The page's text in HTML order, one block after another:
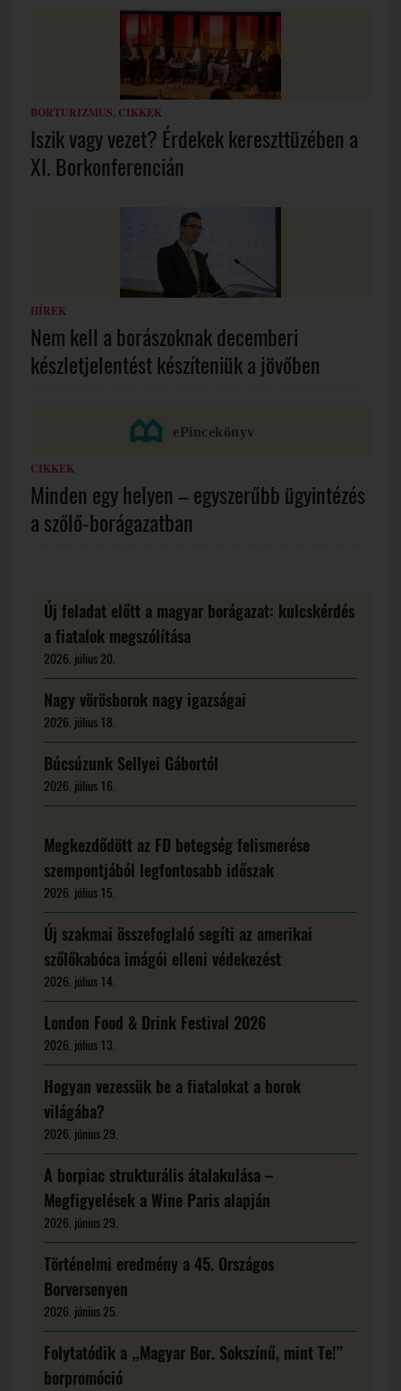
BORTURIZMUS CIKKEK
Iszik vagy vezet? Érdekek kereszttüzében a
XI. Borkonferencián
HÍREK
Nem kell a borászoknak decemberi
készletjelentést készíteniük a jövőben
CIKKEK
Minden egy helyen – egyszerűbb ügyintézés
a szőlő-borágazatban
Új feladat előtt a magyar borágazat: kulcskérdés
a fiatalok megszólítása
2026. július 20.
Nagy vörösborok nagy igazságai
2026. július 18.
Búcsúzunk Sellyei Gábortól
2026. július 16.
Megkezdődött az FD betegség felismerése
szempontjából legfontosabb időszak
2026. július 15.
Új szakmai összefoglaló segíti az amerikai
szőlőkabóca imágói elleni védekezést
2026. július 14.
London Food & Drink Festival 2026
2026. július 13.
Hogyan vezessük be a fiatalokat a borok
világába?
2026. június 29.
A borpiac strukturális átalakulása –
Megfigyelések a Wine Paris alapján
2026. június 29.
Történelmi eredmény a 45. Országos
Borversenyen
2026. június 25.
Folytatódik a „Magyar Bor. Sokszínű, mint Te!”
borpromóció